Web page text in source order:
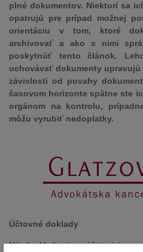
plné dokumentov. Niektorí sa
opatrujú pre prípad možnej
orientáciu v tom, ktoré
archivovať a ako s nimi
poskytnúť tento článok.
uchovávať dokumenty
závislosti od povahy
časovom horizonte spätne ste
orgánom na kontrolu,
môžu vyrubiť nedoplatky.
Účtovné doklady
Nároky kladené na účtovníctvo